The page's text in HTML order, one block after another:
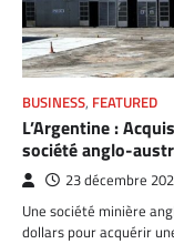
BUSINESS, FEATURED
L’Argentine :
société anglo-
23 décembre
Une société minière
dollars pour acquérir